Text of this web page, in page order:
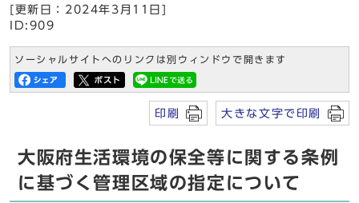
[更新日：2024年3月11日]
ID:909
ソーシャルサイトへのリンクは別ウィンドウで開きます
印刷 大きな文字で印刷
大阪府生活環境の保全等に関する条例
に基づく管理区域の指定について